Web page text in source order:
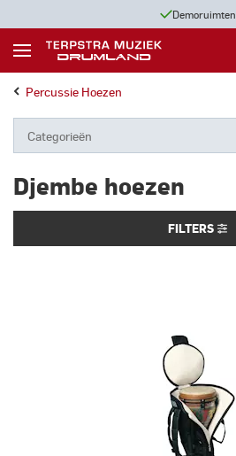
Demoruimten
Percussie Hoezen
Categorieën
Djembe hoezen
FILTERS